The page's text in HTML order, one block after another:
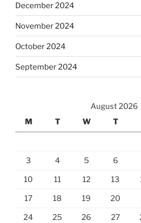
December 2024
November 2024
October 2024
September 2024
August 2026
M
T W T
3 4 5 6
10 11 12 13
17 18 19 20
24 25 26 27